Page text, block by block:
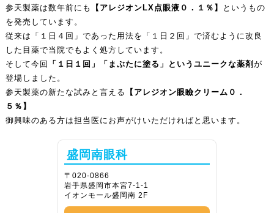
参天製薬は数年前にも
【アレジオンLX点眼液０．１％】
というもの
を発売しています。
従来は「１日４回」であった用法を「１日２回」で済むように改良
した目薬で当院でもよく処方しています。
そして今回 「１日１回」「まぶたに塗る」というユニークな薬剤 が
登場しました。
参天製薬の新たな試みと言える
【アレジオン眼瞼クリーム０．
５％】
御興味のある方は担当医にお声がけいただければと思います。
盛岡南眼科
〒020-0866
岩手県盛岡市本宮7-1-1
イオンモール盛岡南 2F